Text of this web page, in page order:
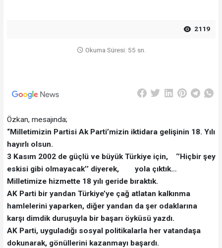
2119
Okuma Süresi: 55 sn.
Özkan, mesajında;
“Milletimizin Partisi Ak Parti’mizin iktidara gelişinin 18. Yılı
hayırlı olsun.
3 Kasım 2002 de güçlü ve büyük Türkiye için, ‘’Hiçbir şey
eskisi gibi olmayacak’’ diyerek, yola çıktık…
Milletimize hizmette 18 yılı geride bıraktık.
AK Parti bir yandan Türkiye’ye çağ atlatan kalkınma
hamlelerini yaparken, diğer yandan da şer odaklarına
karşı dimdik duruşuyla bir başarı öyküsü yazdı.
AK Parti, uyguladığı sosyal politikalarla her vatandaşa
dokunarak, gönüllerini kazanmayı başardı.